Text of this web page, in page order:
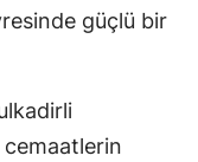
güçlü bir